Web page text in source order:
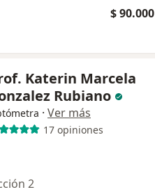
$ 90.000
Katerin Marcela
Rubiano
· Ver más
17 opiniones
2